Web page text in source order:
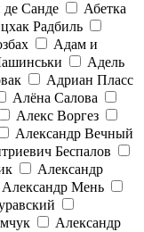
де Санде
Абетка
Радбиль
Адам и
Адель
Адриан Пласс
Алёна Салова
Алекс Воргез
Александр Вечный
Беспалов
Александр
Александр Мень
Александр